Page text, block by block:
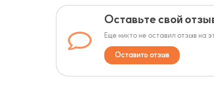
Оставьте свой
Еще никто не оставил отзыв на
Оставить отзыв